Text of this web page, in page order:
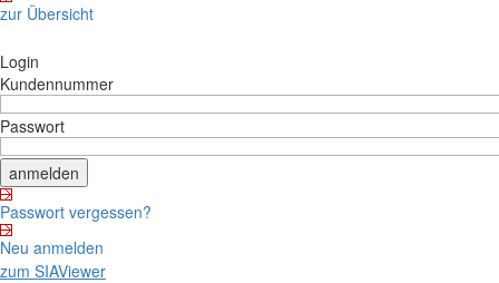
zur Übersicht
Login
Kundennummer
Passwort
Passwort vergessen?
Neu anmelden
zum SIAViewer